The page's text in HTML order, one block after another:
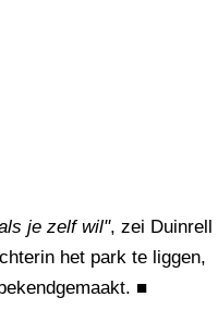
je zelf wil", zei Duinrell
het park te liggen,
■